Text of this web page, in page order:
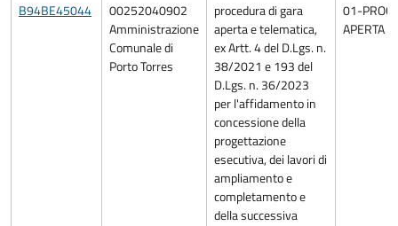
B94BE45044
00252040902
Amministrazione
Comunale di
Porto Torres
procedura di gara
aperta e telematica,
ex Artt. 4 del D.Lgs. n.
38/2021 e 193 del
D.Lgs. n. 36/2023
per l'affidamento in
concessione della
progettazione
esecutiva, dei lavori di
ampliamento e
completamento e
della successiva
01-
APERTA